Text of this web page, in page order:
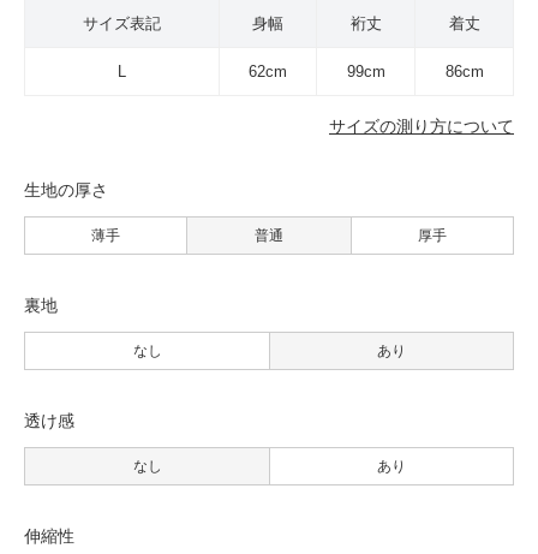
サイズ表記 身幅 裄丈 着丈
62cm 99cm 86cm
サイズの測り方について
生地の厚さ
薄手 普通 厚手
裏地
なし あり
透け感
なし あり
伸縮性